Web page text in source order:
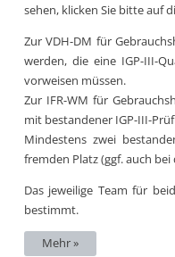
sehen, klicken Sie bitte auf
Zur VDH-DM für
werden, die eine IGP-III-
vorweisen müssen.
Zur IFR-WM für
mit bestandener IGP-III-
Mindestens zwei
fremden Platz (ggf. auch
Das jeweilige Team für
bestimmt.
Mehr »